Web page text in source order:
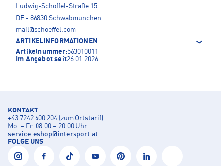
Ludwig-Schöffel-Straße 15
DE - 86830 Schwabmünchen
mail@schoeffel.com
ARTIKELINFORMATIONEN
Artikelnummer:563010011
Im Angebot seit26.01.2026
KONTAKT
+43 7242 600 204 (zum Ortstarif)
Mo. – Fr. 08:00 – 20:00 Uhr
service.eshop@intersport.at
FOLGE UNS